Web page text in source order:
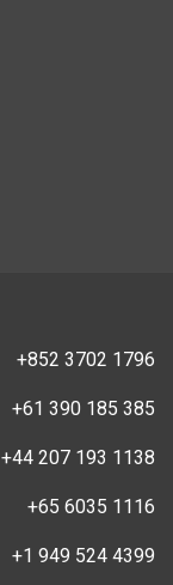
+852 3702 1796
+61 390 185 385
+44 207 193 1138
+65 6035 1116
+1 949 524 4399